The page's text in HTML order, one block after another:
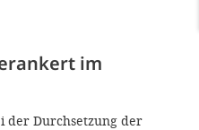
im
der Durchsetzung der